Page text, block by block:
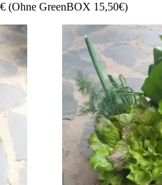
(Ohne GreenBOX 15,50€)